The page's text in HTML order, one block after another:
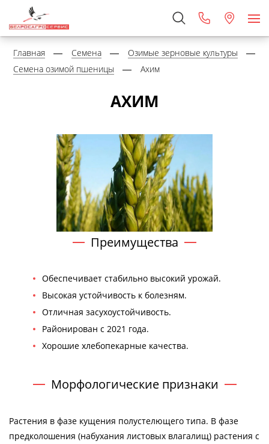
Главная Семена
Озимые зерновые культуры
Семена озимой пшеницы
Ахим
АХИМ
Преимущества
Обеспечивает стабильно высокий урожай.
Высокая устойчивость к болезням.
Отличная засухоустойчивость.
Районирован с 2021 года.
Хорошие хлебопекарные качества.
Морфологические признаки
Растения в фазе кущения полустелющего типа. В фазе
предколошения (набухания листовых влагалищ) растения с